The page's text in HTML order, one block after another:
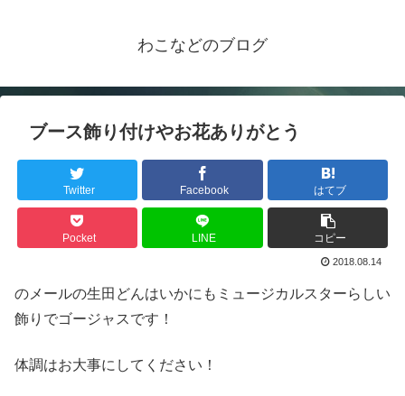
わこなどのブログ
ブース飾り付けやお花ありがとう
Twitter Facebook はてブ
Pocket LINE コピー
2018.08.14
のメールの生田どんはいかにもミュージカルスターらしい
飾りでゴージャスです！
体調はお大事にしてください！